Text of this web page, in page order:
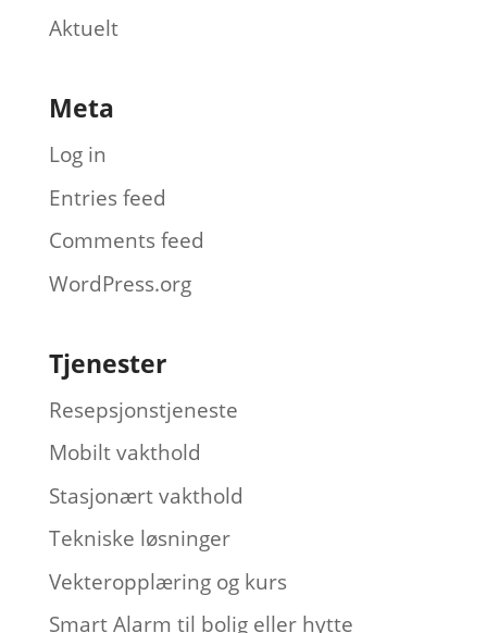
Aktuelt
Meta
Log in
Entries feed
Comments feed
WordPress.org
Tjenester
Resepsjonstjeneste
Mobilt vakthold
Stasjonært vakthold
Tekniske løsninger
Vekteropplæring og kurs
Smart Alarm til bolig eller hytte